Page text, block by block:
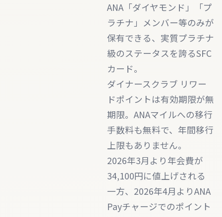
ANA「ダイヤモンド」「プ
ラチナ」メンバー等のみが
保有できる、実質プラチナ
級のステータスを誇るSFC
カード。
ダイナースクラブ リワー
ドポイントは有効期限が無
期限。ANAマイルへの移行
手数料も無料で、年間移行
上限もありません。
2026年3月より年会費が
34,100円に値上げされる
一方、2026年4月よりANA
Payチャージでのポイント